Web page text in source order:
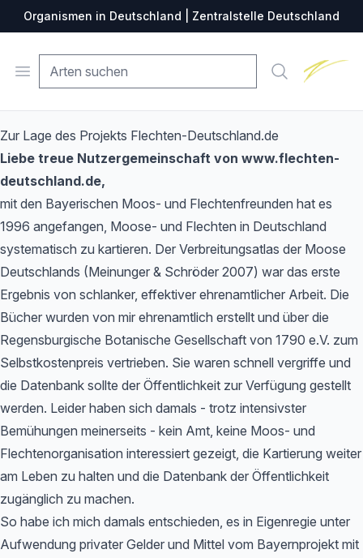
Organismen in Deutschland | Zentralstelle Deutschland
Open menu Suche
Zur Lage des Projekts Flechten-Deutschland.de
Liebe treue Nutzergemeinschaft von www.flechten-
deutschland.de,
mit den Bayerischen Moos- und Flechtenfreunden hat es
1996 angefangen, Moose- und Flechten in Deutschland
systematisch zu kartieren. Der Verbreitungsatlas der Moose
Deutschlands (Meinunger & Schröder 2007) war das erste
Ergebnis von schlanker, effektiver ehrenamtlicher Arbeit. Die
Bücher wurden von mir ehrenamtlich erstellt und über die
Regensburgische Botanische Gesellschaft von 1790 e.V. zum
Selbstkostenpreis vertrieben. Sie waren schnell vergriffe und
die Datenbank sollte der Öffentlichkeit zur Verfügung gestellt
werden. Leider haben sich damals - trotz intensivster
Bemühungen meinerseits - kein Amt, keine Moos- und
Flechtenorganisation interessiert gezeigt, die Kartierung weiter
am Leben zu halten und die Datenbank der Öffentlichkeit
zugänglich zu machen.
So habe ich mich damals entschieden, es in Eigenregie unter
Aufwendung privater Gelder und Mittel vom Bayernprojekt mit